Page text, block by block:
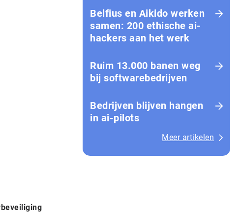
Belfius en Aikido werken
samen: 200 ethische ai-
hackers aan het werk
Ruim 13.000 banen weg
bij softwarebedrijven
Bedrijven blijven hangen
in ai-pilots
Meer artikelen